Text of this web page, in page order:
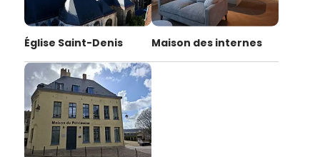
Église Saint-Denis Maison des internes